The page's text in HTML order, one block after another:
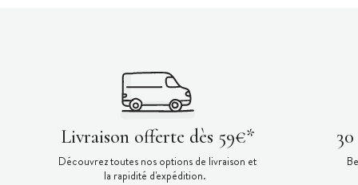
Livraison offerte dès 59€*
Découvrez toutes nos options de livraison et
la rapidité d'expédition.